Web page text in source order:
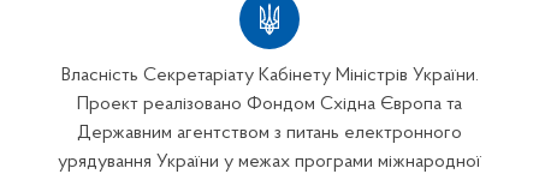
Власність Секретаріату Кабінету Міністрів України.
Проект реалізовано Фондом Східна Європа та
Державним агентством з питань електронного
урядування України у межах програми міжнародної